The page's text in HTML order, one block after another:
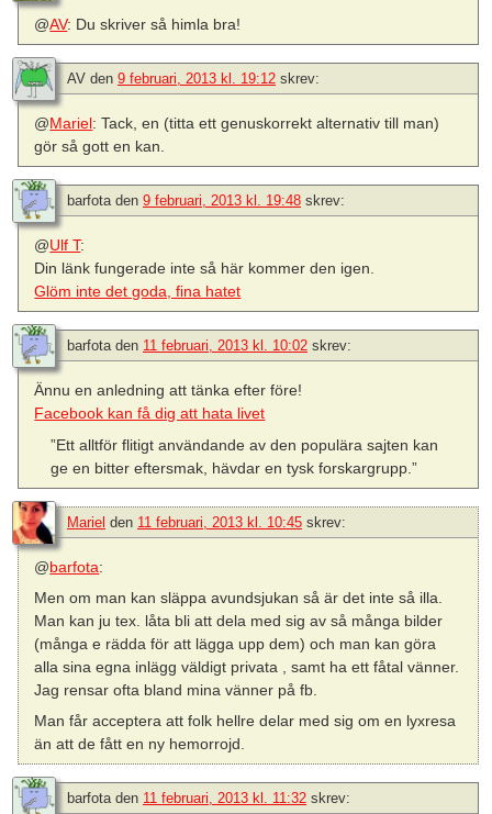
@AV: Du skriver så himla bra!
AV den 9 februari, 2013 kl. 19:12 skrev:
@Mariel: Tack, en (titta ett genuskorrekt alternativ till man)
gör så gott en kan.
barfotaden 9 februari, 2013 kl. 19:48 skrev:
@Ulf T:
Din länk fungerade inte så här kommer den igen.
Glöm inte det goda, fina hatet
barfotaden 11 februari, 2013 kl. 10:02 skrev:
Ännu en anledning att tänka efter före!
Facebook kan få dig att hata livet
”Ett alltför flitigt användande av den populära sajten kan
ge en bitter eftersmak, hävdar en tysk forskargrupp.”
Mariel den 11 februari, 2013 kl. 10:45 skrev:
@barfota:
Men om man kan släppa avundsjukan så är det inte så illa.
Man kan ju tex. låta bli att dela med sig av så många bilder
(många e rädda för att lägga upp dem) och man kan göra
alla sina egna inlägg väldigt privata , samt ha ett fåtal vänner.
Jag rensar ofta bland mina vänner på fb.
Man får acceptera att folk hellre delar med sig om en lyxresa
än att de fått en ny hemorrojd.
barfotaden 11 februari, 2013 kl. 11:32 skrev: